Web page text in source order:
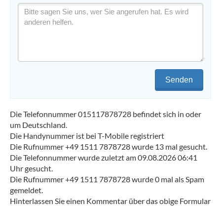
Senden
Die Telefonnummer 015117878728 befindet sich in oder
um Deutschland.
Die Handynummer ist bei T-Mobile registriert
Die Rufnummer +49 1511 7878728 wurde 13 mal gesucht.
Die Telefonnummer wurde zuletzt am 09.08.2026 06:41
Uhr gesucht.
Die Rufnummer +49 1511 7878728 wurde 0 mal als Spam
gemeldet.
Hinterlassen Sie einen Kommentar über das obige Formular